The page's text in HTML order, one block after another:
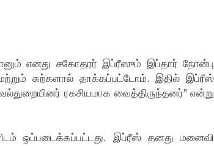
எனது சகோதரர் இப்ரீஸும் இப்தார் நோன்பு
மற்றும் கற்களால் தாக்கப்பட்டோம். இதில் இப்ரீஸ்
ரகசியமாக வைத்திருந்தனர்” என்று
ஒப்படைக்கப்பட்டது. இப்ரீஸ் தனது மனைவி